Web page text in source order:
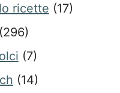
ricette (17)
(296)
(7)
(14)